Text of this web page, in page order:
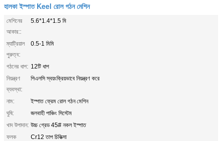
হালকা ইস্পাত Keel রোল গঠন মেশিন
মেশিনের
আকার::
5.6*1.4*1.5 মি
ম্যাট্রিয়াল
পুরুত্ব:
0.5-1 মিমি
গঠনের ধাপ: 12টি ধাপ
নিয়ন্ত্রণ
ব্যবস্থা:
পিএলসি স্বয়ংক্রিয়ভাবে নিয়ন্ত্রণ করে
নাম:
ইস্পাত ফ্রেম রোল গঠন মেশিন
ঘুষি:
জলবাহী পাঞ্চিং সিস্টেম
খাদ উপাদান: উচ্চ গ্রেড 45# নকল ইস্পাত
ফলক
Cr12 তাপ চিকিত্সা